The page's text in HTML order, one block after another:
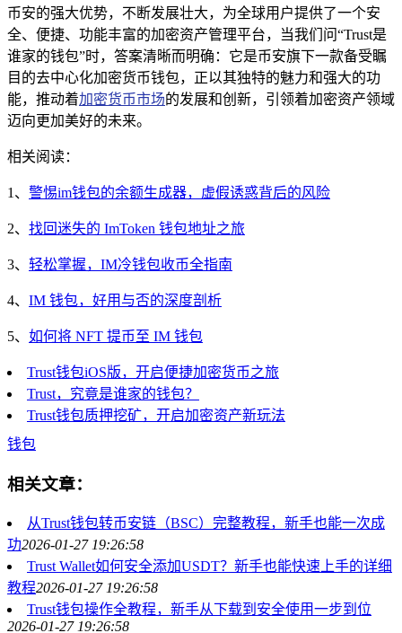
币安的强大优势，不断发展壮大，为全球用户提供了一个安
全、便捷、功能丰富的加密资产管理平台，当我们问“Trust是
谁家的钱包”时，答案清晰而明确：它是币安旗下一款备受瞩
目的去中心化加密货币钱包，正以其独特的魅力和强大的功
能，推动着加密货币市场的发展和创新，引领着加密资产领域
迈向更加美好的未来。
相关阅读：
1、 警惕im钱包的余额生成器，虚假诱惑背后的风险
2、 找回迷失的 ImToken 钱包地址之旅
3、 轻松掌握，IM冷钱包收币全指南
4、 IM 钱包，好用与否的深度剖析
5、 如何将 NFT 提币至 IM 钱包
Trust钱包iOS版，开启便捷加密货币之旅
Trust，究竟是谁家的钱包？
Trust钱包质押挖矿，开启加密资产新玩法
钱包
相关文章：
从Trust钱包转币安链（BSC）完整教程，新手也能一次成
功2026-01-27 19:26:58
Trust Wallet如何安全添加USDT？新手也能快速上手的详细
教程2026-01-27 19:26:58
Trust钱包操作全教程，新手从下载到安全使用一步到位
2026-01-27 19:26:58